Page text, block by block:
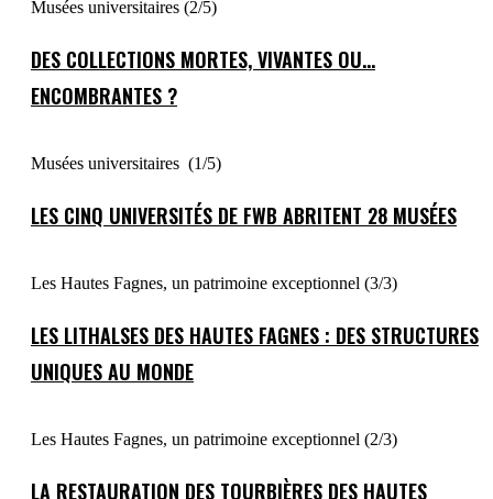
Musées universitaires (2/5)
DES COLLECTIONS MORTES, VIVANTES OU…
ENCOMBRANTES ?
Musées universitaires (1/5)
LES CINQ UNIVERSITÉS DE FWB ABRITENT 28 MUSÉES
Les Hautes Fagnes, un patrimoine exceptionnel (3/3)
LES LITHALSES DES HAUTES FAGNES : DES STRUCTURES
UNIQUES AU MONDE
Les Hautes Fagnes, un patrimoine exceptionnel (2/3)
LA RESTAURATION DES TOURBIÈRES DES HAUTES